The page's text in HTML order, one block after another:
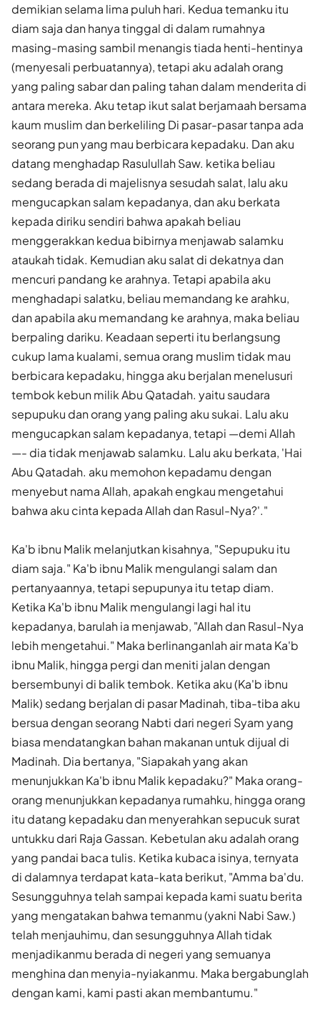
demikian selama lima puluh hari. Kedua temanku itu
diam saja dan hanya tinggal di dalam rumahnya
masing-masing sambil menangis tiada henti-hentinya
(menyesali perbuatannya), tetapi aku adalah orang
yang paling sabar dan paling tahan dalam menderita di
antara mereka. Aku tetap ikut salat berjamaah bersama
kaum muslim dan berkeliling Di pasar-pasar tanpa ada
seorang pun yang mau berbicara kepadaku. Dan aku
datang menghadap Rasulullah Saw. ketika beliau
sedang berada di majelisnya sesudah salat, lalu aku
mengucapkan salam kepadanya, dan aku berkata
kepada diriku sendiri bahwa apakah beliau
menggerakkan kedua bibirnya menjawab salamku
ataukah tidak. Kemudian aku salat di dekatnya dan
mencuri pandang ke arahnya. Tetapi apabila aku
menghadapi salatku, beliau memandang ke arahku,
dan apabila aku memandang ke arahnya, maka beliau
berpaling dariku. Keadaan seperti itu berlangsung
cukup lama kualami, semua orang muslim tidak mau
berbicara kepadaku, hingga aku berjalan menelusuri
tembok kebun milik Abu Qatadah. yaitu saudara
sepupuku dan orang yang paling aku sukai. Lalu aku
mengucapkan salam kepadanya, tetapi —demi Allah
—- dia tidak menjawab salamku. Lalu aku berkata, 'Hai
Abu Qatadah. aku memohon kepadamu dengan
menyebut nama Allah, apakah engkau mengetahui
bahwa aku cinta kepada Allah dan Rasul-Nya?'."
Ka'b ibnu Malik melanjutkan kisahnya, "Sepupuku itu
diam saja." Ka'b ibnu Malik mengulangi salam dan
pertanyaannya, tetapi sepupunya itu tetap diam.
Ketika Ka'b ibnu Malik mengulangi lagi hal itu
kepadanya, barulah ia menjawab, "Allah dan Rasul-Nya
lebih mengetahui." Maka berlinanganlah air mata Ka'b
ibnu Malik, hingga pergi dan meniti jalan dengan
bersembunyi di balik tembok. Ketika aku (Ka'b ibnu
Malik) sedang berjalan di pasar Madinah, tiba-tiba aku
bersua dengan seorang Nabti dari negeri Syam yang
biasa mendatangkan bahan makanan untuk dijual di
Madinah. Dia bertanya, "Siapakah yang akan
menunjukkan Ka'b ibnu Malik kepadaku?" Maka orang-
orang menunjukkan kepadanya rumahku, hingga orang
itu datang kepadaku dan menyerahkan sepucuk surat
untukku dari Raja Gassan. Kebetulan aku adalah orang
yang pandai baca tulis. Ketika kubaca isinya, ternyata
di dalamnya terdapat kata-kata berikut, "Amma ba'du.
Sesung­guhnya telah sampai kepada kami suatu berita
yang mengatakan bahwa temanmu (yakni Nabi Saw.)
telah menjauhimu, dan sesungguhnya Al­lah tidak
menjadikanmu berada di negeri yang semuanya
menghina dan menyia-nyiakanmu. Maka bergabunglah
dengan kami, kami pasti akan membantumu."